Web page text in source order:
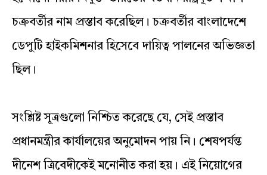
চক্রবর্তীর নাম প্রস্তাব করেছিল। চক্রবর্তীর বাংলাদেশে
ডেপুটি হাইকমিশনার হিসেবে দায়িত্ব পালনের অভিজ্ঞতা
ছিল।
সংশ্লিষ্ট সূত্রগুলো নিশ্চিত করেছে যে, সেই প্রস্তাব
প্রধানমন্ত্রীর কার্যালয়ের অনুমোদন পায় নি। শেষপর্যন্ত
দীনেশ ত্রিবেদীকেই মনোনীত করা হয়। এই নিয়োগের